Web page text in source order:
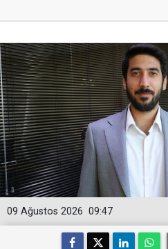
09:47
09 Ağustos 2026